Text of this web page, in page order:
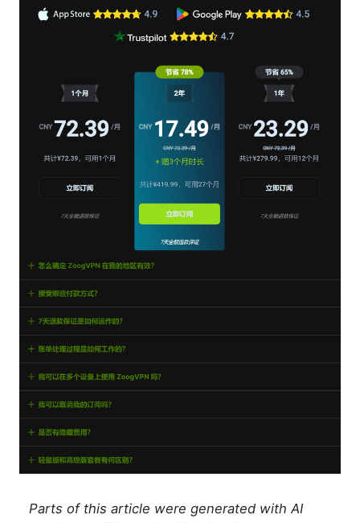
Parts of this article were generated with AI